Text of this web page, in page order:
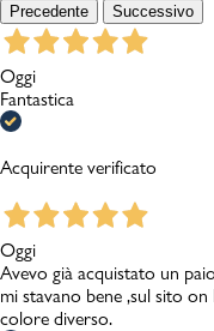
Precedente Successivo
Oggi
Fantastica
Acquirente verificato
Oggi
Avevo già acquistato un
mi stavano bene ,sul sito
colore diverso.